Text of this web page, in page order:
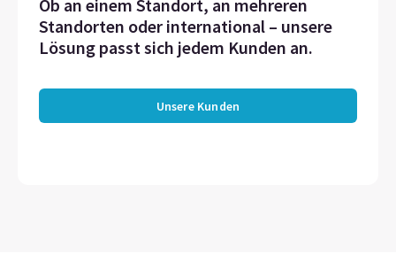
Ob an einem Standort, an mehreren
Standorten oder international – unsere
Lösung passt sich jedem Kunden an.
Unsere Kunden